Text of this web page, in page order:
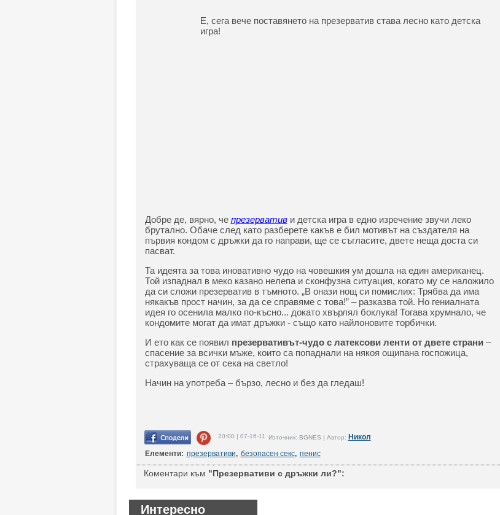
Е, сега вече поставянето на презерватив става лесно като детска
игра!
Добре де, вярно, че презервативи детска игра в едно изречение звучи леко
брутално. Обаче след като разберете какъв е бил мотивът на създателя на
първия кондом с дръжки да го направи, ще се съгласите, двете неща доста си
пасват.
Та идеята за това иновативно чудо на човешкия ум дошла на един американец.
Той изпаднал в меко казано нелепа и сконфузна ситуация, когато му се наложило
да си сложи презерватив в тъмното. „В онази нощ си помислих: Трябва да има
някакъв прост начин, за да се справяме с това!” – разказва той. Но гениалната
идея го осенила малко по-късно... докато хвърлял боклука! Тогава хрумнало, че
кондомите могат да имат дръжки - също като найлоновите торбички.
И ето как се появил презервативът-чудо с латексови ленти от двете страни –
спасение за всички мъже, които са попаднали на някоя ощипана госпожица,
страхуваща се от сека на светло!
Начин на употреба – бързо, лесно и без да гледаш!
20:00 | 07-16-11 Източник: BGNES | Автор: Никол
Елементи: презервативи, безопасен секс, пенис
Коментари към "Презервативи с дръжки ли?":
Интересно